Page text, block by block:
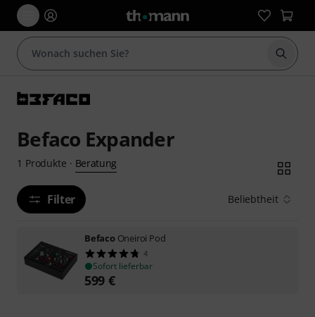
Suche
Befaco Expander
1 Produkte · Beratung
Filter Beliebtheit
Befaco Oneiroi Pod
4
Sofort lieferbar
599 €